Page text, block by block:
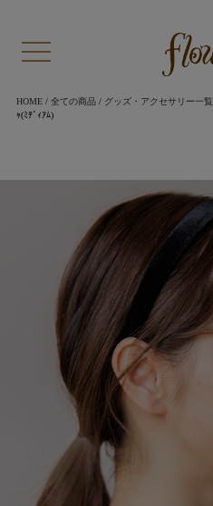
HOME/ 全ての商品/ グッズ・アクセサリー一覧
ｬ(ﾐﾃﾞｨｱﾑ)